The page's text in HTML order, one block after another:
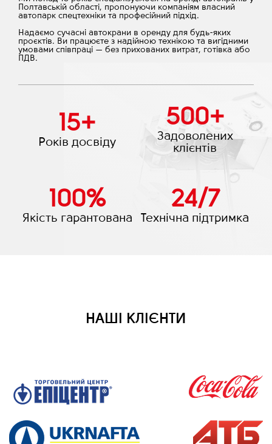
Полтавській області, пропонуючи компаніям власний
автопарк спецтехніки та професійний підхід.
Надаємо сучасні автокрани в оренду для будь-яких
проєктів. Ви працюєте з надійною технікою та вигідними
умовами співпраці — без прихованих витрат, готівка або
ПДВ.
15+
Років досвіду
500+
Задоволених
клієнтів
100%
Якість гарантована
24/7
Технічна підтримка
НАШІ КЛІЄНТИ